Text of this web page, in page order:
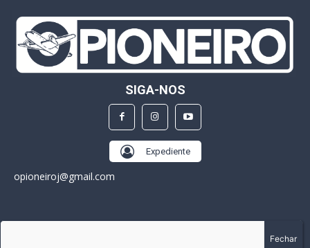
SIGA-NOS
Expediente
opioneiroj@gmail.com